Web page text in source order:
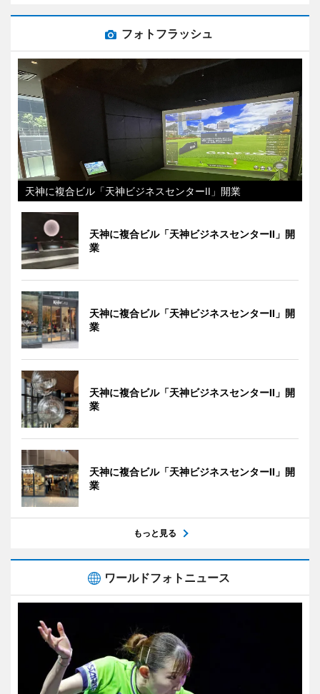
フォトフラッシュ
天神に複合ビル「天神ビジネスセンターII」開業
天神に複合ビル「天神ビジネスセンターII」開
業
天神に複合ビル「天神ビジネスセンターII」開
業
天神に複合ビル「天神ビジネスセンターII」開
業
天神に複合ビル「天神ビジネスセンターII」開
業
もっと見る
ワールドフォトニュース